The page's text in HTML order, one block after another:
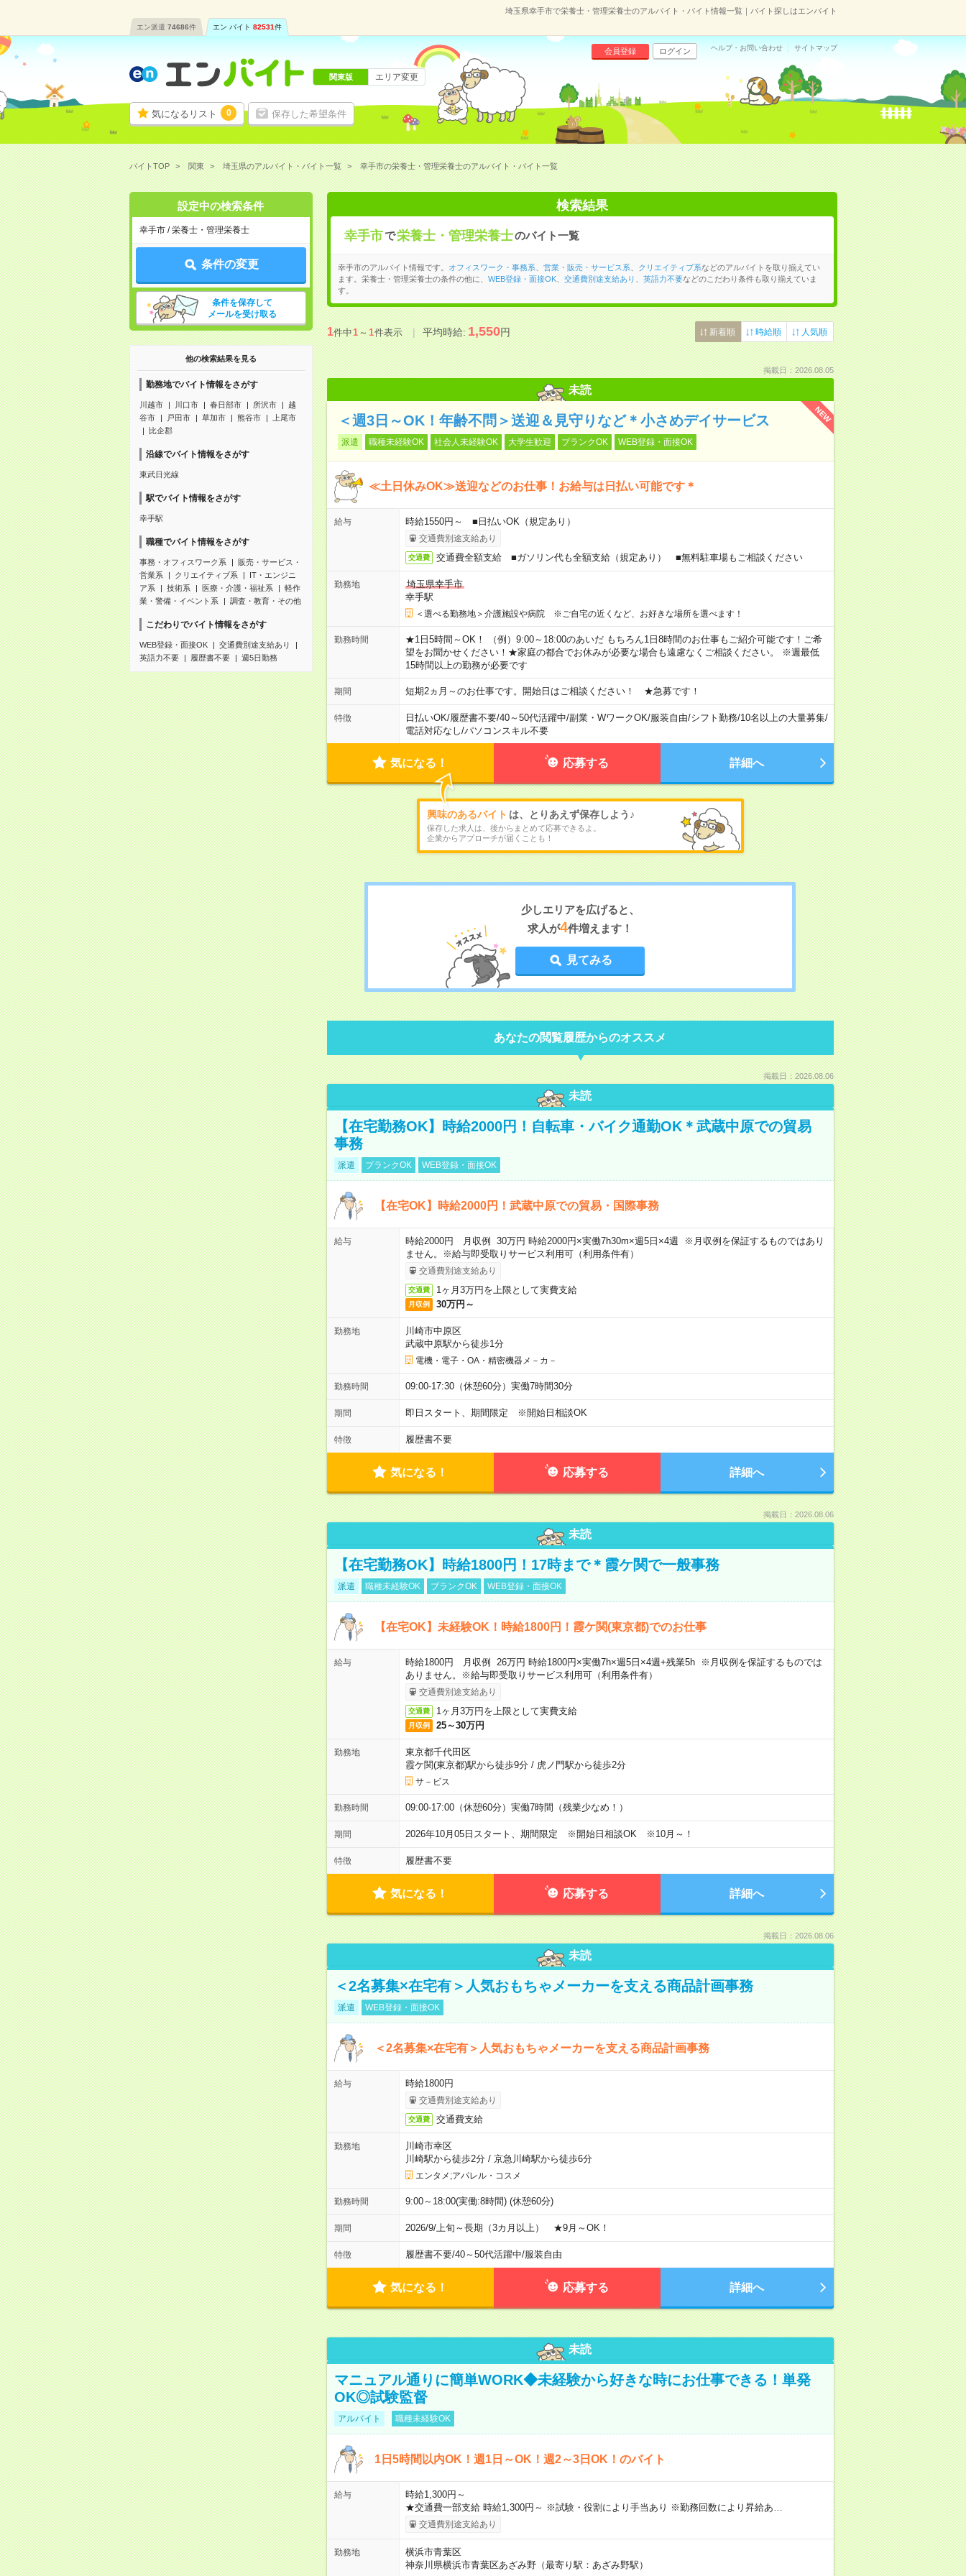
埼玉県幸手市で栄養士・管理栄養士のアルバイト・バイト情報一覧｜バイト探しはエンバイト
エン派遣 74686件 エン バイト 82531件
気になるリスト 0 保存した希望条件
会員登録 ログイン ヘルプ・お問い合わせ サイトマップ
関東版 エリア変更
バイトTOP 関東 埼玉県のアルバイト・バイト一覧 幸手市の栄養士・管理栄養士のアルバイト・バイト一覧
設定中の検索条件
幸手市 / 栄養士・管理栄養士
条件の変更
条件を保存して
メールを受け取る
他の検索結果を見る
勤務地でバイト情報をさがす
川越市 川口市 春日部市 所沢市
越
谷市
戸田市 草加市 熊谷市
上尾市
比企郡
沿線でバイト情報をさがす
東武日光線
駅でバイト情報をさがす
幸手駅
職種でバイト情報をさがす
事務・オフィスワーク系
販売・サービス・
営業系
クリエイティブ系
IT・エンジニ
ア系
技術系 医療・介護・福祉系
軽作
業・警備・イベント系
調査・教育・その他
こだわりでバイト情報をさがす
WEB登録・面接OK
交通費別途支給あり
英語力不要
履歴書不要 週5日勤務
検索結果
幸手市で栄養士・管理栄養士のバイト一覧
幸手市のアルバイト情報です。 オフィスワーク・事務系 営業・販売・サービス系 クリエイティブ系などのアルバイトを取り揃えてい
ます。栄養士・管理栄養士の条件の他に、 WEB登録・面接OK、 交通費別途支給あり 英語力不要などのこだわり条件も取り揃えていま
す。
1件中1～1件表示 平均時給:1,550円 新着順 時給順 人気順
掲載日：2026.08.05
未読
NEW
＜週3日～OK！年齢不問＞送迎＆見守りなど＊小さめデイサービス
派遣 職種未経験OK 社会人未経験OK 大学生歓迎 ブランクOK WEB登録・面接OK
≪土日休みOK≫送迎などのお仕事！お給与は日払い可能です＊
給与 時給1550円～ ■日払いOK（規定あり）
交通費別途支給あり
交通費 交通費全額支給 ■ガソリン代も全額支給（規定あり） ■無料駐車場もご相談ください
勤務地
埼玉県幸手市
幸手駅
＜選べる勤務地＞介護施設や病院 ※ご自宅の近くなど、お好きな場所を選べます！
勤務時間
★1日5時間～OK！ （例）9:00～18:00のあいだ もちろん1日8時間のお仕事もご紹介可能です！ご希
望をお聞かせください！★家庭の都合でお休みが必要な場合も遠慮なくご相談ください。 ※週最低
15時間以上の勤務が必要です
期間 短期2ヵ月～のお仕事です。開始日はご相談ください！ ★急募です！
特徴 日払いOK/履歴書不要/40～50代活躍中/副業・WワークOK/服装自由/シフト勤務/10名以上の大量募集/
電話対応なし/パソコンスキル不要
気になる！ 応募する 詳細へ
興味のあるバイト は、とりあえず保存しよう♪
保存した求人は、後からまとめて応募できるよ。
企業からアプローチが届くことも！
少しエリアを広げると、
求人が4件増えます！
見てみる
あなたの閲覧履歴からのオススメ
掲載日：2026.08.06
未読
【在宅勤務OK】時給2000円！自転車・バイク通勤OK＊武蔵中原での貿易
事務
派遣 ブランクOK WEB登録・面接OK
【在宅OK】時給2000円！武蔵中原での貿易・国際事務
給与
時給2000円 月収例 30万円 時給2000円×実働7h30m×週5日×4週 ※月収例を保証するものではあり
ません。※給与即受取りサービス利用可（利用条件有）
交通費別途支給あり
交通費 1ヶ月3万円を上限として実費支給
月収例 30万円～
勤務地
川崎市中原区
武蔵中原駅から徒歩1分
電機・電子・OA・精密機器メ－カ－
勤務時間 09:00-17:30（休憩60分）実働7時間30分
期間 即日スタート、期間限定 ※開始日相談OK
特徴 履歴書不要
気になる！ 応募する 詳細へ
掲載日：2026.08.06
未読
【在宅勤務OK】時給1800円！17時まで＊霞ケ関で一般事務
派遣 職種未経験OK ブランクOK WEB登録・面接OK
【在宅OK】未経験OK！時給1800円！霞ケ関(東京都)でのお仕事
給与
時給1800円 月収例 26万円 時給1800円×実働7h×週5日×4週+残業5h ※月収例を保証するものでは
ありません。※給与即受取りサービス利用可（利用条件有）
交通費別途支給あり
交通費 1ヶ月3万円を上限として実費支給
月収例 25～30万円
勤務地
東京都千代田区
霞ケ関(東京都)駅から徒歩9分/ 虎ノ門駅から徒歩2分
サ－ビス
勤務時間 09:00-17:00（休憩60分）実働7時間（残業少なめ！）
期間 2026年10月05日スタート、期間限定 ※開始日相談OK ※10月～！
特徴 履歴書不要
気になる！ 応募する 詳細へ
掲載日：2026.08.06
未読
＜2名募集×在宅有＞人気おもちゃメーカーを支える商品計画事務
派遣 WEB登録・面接OK
＜2名募集×在宅有＞人気おもちゃメーカーを支える商品計画事務
給与 時給1800円
交通費別途支給あり
交通費 交通費支給
勤務地
川崎市幸区
川崎駅から徒歩2分/ 京急川崎駅から徒歩6分
エンタメ;アパレル・コスメ
勤務時間 9:00～18:00(実働:8時間) (休憩60分)
期間 2026/9/上旬～長期（3カ月以上） ★9月～OK！
特徴 履歴書不要/40～50代活躍中/服装自由
気になる！ 応募する 詳細へ
未読
マニュアル通りに簡単WORK◆未経験から好きな時にお仕事できる！単発
OK◎試験監督
アルバイト 職種未経験OK
1日5時間以内OK！週1日～OK！週2～3日OK！のバイト
給与
時給1,300円～
★交通費一部支給 時給1,300円～ ※試験・役割により手当あり ※勤務回数により昇給あ…
交通費別途支給あり
勤務地
横浜市青葉区
神奈川県横浜市青葉区あざみ野（最寄り駅：あざみ野駅）